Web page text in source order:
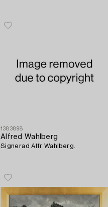
1383898
Alfred Wahlberg
Signerad Alfr Wahlberg.